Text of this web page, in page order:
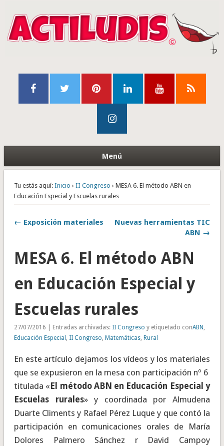
Menú
Tu estás aquí: Inicio › II Congreso › MESA 6. El método ABN en
Educación Especial y Escuelas rurales
← Exposición materiales
Nuevas herramientas TIC
ABN →
MESA 6. El método ABN
en Educación Especial y
Escuelas rurales
27/07/2016 | Entradas archivadas: II Congreso y etiquetado conABN ,
Educación Especial , II Congreso, Matemáticas, Rural
En este artículo dejamos los vídeos y los materiales
que se expusieron en la mesa con participación nº 6
titulada « El método ABN en Educación Especial y
Escuelas rurales» y coordinada por Almudena
Duarte Climents y Rafael Pérez Luque y que contó la
participación en comunicaciones orales de María
Dolores Palmero Sánchez r David Campoy